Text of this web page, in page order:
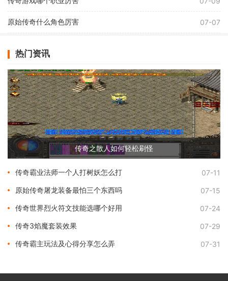
原始传奇什么角色厉害 07-07
热门资讯
传奇之散人如何轻松刷怪
传奇霸业法师一个人打树妖怎么打
07-11
原始传奇屠龙装备最怕三个东西吗
07-15
传奇世界烈火符文技能选哪个好用
07-24
传奇3焰魔套装效果
07-29
传奇霸主玩法及心得分享怎么弄
07-31